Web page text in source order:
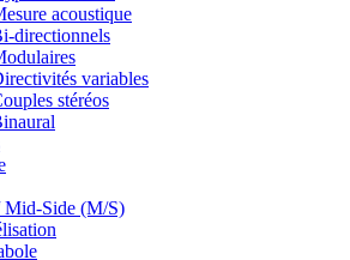
acoustique
directionnels
variables
stéréos
Mid-Side (M/S)